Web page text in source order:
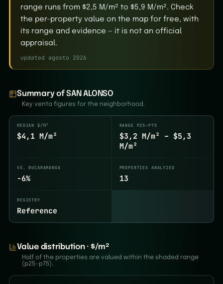
range runs from $2,5 M/m² to $5,9 M/m². Check
the per-property value on the map for free, with
its range and evidence — it is not an official
appraisal.
updated agosto 2026
Summary of SAN ALONSO
Key venta figures for the neighborhood.
MEDIAN $/M²
$4,1 M/m²
RANGE P25–P75
$3,2 M/m² – $5,3
M/m²
VS. BUCARAMANGA
-6%
PROPERTIES ANALYZED
13
REGISTRY
Reference
Value distribution · $/m²
Half of the properties are valued within the shaded range
(p25–p75).